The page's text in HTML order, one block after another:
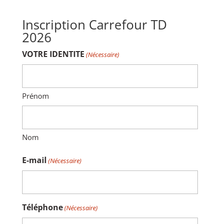
Inscription Carrefour TD
2026
VOTRE IDENTITE (Nécessaire)
Prénom
Nom
E-mail (Nécessaire)
Téléphone(Nécessaire)